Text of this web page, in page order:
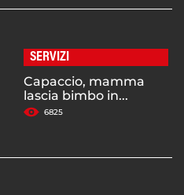
SERVIZI
Capaccio, mamma
lascia bimbo in...
6825